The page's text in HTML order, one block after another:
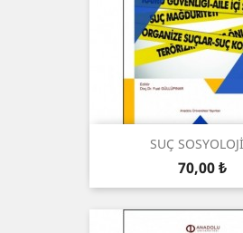
SUÇ
Preis
70,00 ₺